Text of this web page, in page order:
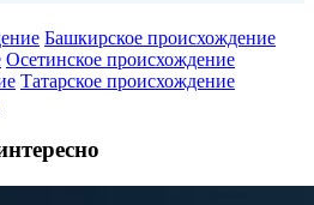
Башкирское происхождение
Осетинское происхождение
Татарское происхождение